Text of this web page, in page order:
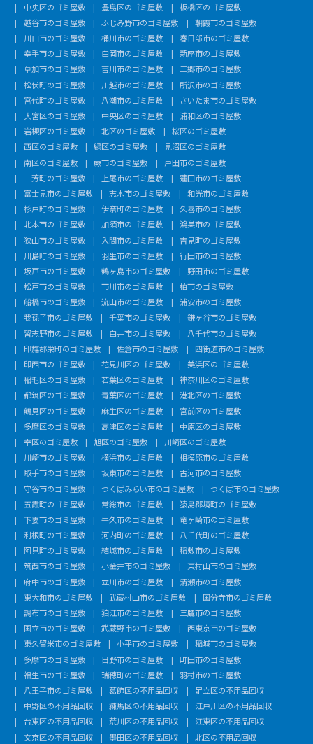
中央区のゴミ屋敷
豊島区のゴミ屋敷
板橋区のゴミ屋敷
越谷市のゴミ屋敷
ふじみ野市のゴミ屋敷
朝霞市のゴミ屋敷
川口市のゴミ屋敷
桶川市のゴミ屋敷
春日部市のゴミ屋敷
幸手市のゴミ屋敷
白岡市のゴミ屋敷
新座市のゴミ屋敷
草加市のゴミ屋敷
吉川市のゴミ屋敷
三郷市のゴミ屋敷
松伏町のゴミ屋敷
川越市のゴミ屋敷
所沢市のゴミ屋敷
宮代町のゴミ屋敷
八潮市のゴミ屋敷
さいたま市のゴミ屋敷
大宮区のゴミ屋敷
中央区のゴミ屋敷
浦和区のゴミ屋敷
岩槻区のゴミ屋敷
北区のゴミ屋敷
桜区のゴミ屋敷
西区のゴミ屋敷
緑区のゴミ屋敷
見沼区のゴミ屋敷
南区のゴミ屋敷
蕨市のゴミ屋敷
戸田市のゴミ屋敷
三芳町のゴミ屋敷
上尾市のゴミ屋敷
蓮田市のゴミ屋敷
富士見市のゴミ屋敷
志木市のゴミ屋敷
和光市のゴミ屋敷
杉戸町のゴミ屋敷
伊奈町のゴミ屋敷
久喜市のゴミ屋敷
北本市のゴミ屋敷
加須市のゴミ屋敷
鴻巣市のゴミ屋敷
狭山市のゴミ屋敷
入間市のゴミ屋敷
吉見町のゴミ屋敷
川島町のゴミ屋敷
羽生市のゴミ屋敷
行田市のゴミ屋敷
坂戸市のゴミ屋敷
鶴ヶ島市のゴミ屋敷
野田市のゴミ屋敷
松戸市のゴミ屋敷
市川市のゴミ屋敷
柏市のゴミ屋敷
船橋市のゴミ屋敷
流山市のゴミ屋敷
浦安市のゴミ屋敷
我孫子市のゴミ屋敷
千葉市のゴミ屋敷
鎌ヶ谷市のゴミ屋敷
習志野市のゴミ屋敷
白井市のゴミ屋敷
八千代市のゴミ屋敷
印旛郡栄町のゴミ屋敷
佐倉市のゴミ屋敷
四街道市のゴミ屋敷
印西市のゴミ屋敷
花見川区のゴミ屋敷
美浜区のゴミ屋敷
稲毛区のゴミ屋敷
若葉区のゴミ屋敷
神奈川区のゴミ屋敷
都筑区のゴミ屋敷
青葉区のゴミ屋敷
港北区のゴミ屋敷
鶴見区のゴミ屋敷
麻生区のゴミ屋敷
宮前区のゴミ屋敷
多摩区のゴミ屋敷
高津区のゴミ屋敷
中原区のゴミ屋敷
幸区のゴミ屋敷
旭区のゴミ屋敷
川崎区のゴミ屋敷
川崎市のゴミ屋敷
横浜市のゴミ屋敷
相模原市のゴミ屋敷
取手市のゴミ屋敷
坂東市のゴミ屋敷
古河市のゴミ屋敷
守谷市のゴミ屋敷
つくばみらい市のゴミ屋敷
つくば市のゴミ屋敷
五霞町のゴミ屋敷
常総市のゴミ屋敷
猿島郡境町のゴミ屋敷
下妻市のゴミ屋敷
牛久市のゴミ屋敷
竜ヶ崎市のゴミ屋敷
利根町のゴミ屋敷
河内町のゴミ屋敷
八千代町のゴミ屋敷
阿見町のゴミ屋敷
結城市のゴミ屋敷
稲敷市のゴミ屋敷
筑西市のゴミ屋敷
小金井市のゴミ屋敷
東村山市のゴミ屋敷
府中市のゴミ屋敷
立川市のゴミ屋敷
清瀬市のゴミ屋敷
東大和市のゴミ屋敷
武蔵村山市のゴミ屋敷
国分寺市のゴミ屋敷
調布市のゴミ屋敷
狛江市のゴミ屋敷
三鷹市のゴミ屋敷
国立市のゴミ屋敷
武蔵野市のゴミ屋敷
西東京市のゴミ屋敷
東久留米市のゴミ屋敷
小平市のゴミ屋敷
稲城市のゴミ屋敷
多摩市のゴミ屋敷
日野市のゴミ屋敷
町田市のゴミ屋敷
福生市のゴミ屋敷
瑞穂町のゴミ屋敷
羽村市のゴミ屋敷
八王子市のゴミ屋敷
葛飾区の不用品回収
足立区の不用品回収
中野区の不用品回収
練馬区の不用品回収
江戸川区の不用品回収
台東区の不用品回収
荒川区の不用品回収
江東区の不用品回収
文京区の不用品回収
墨田区の不用品回収 北区の不用品回収